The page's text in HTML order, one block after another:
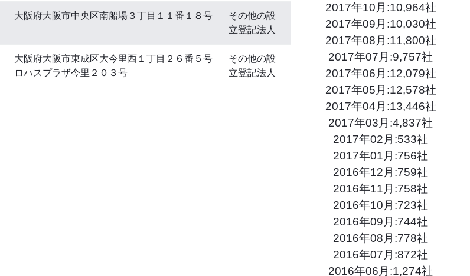
大阪府大阪市中央区南船場３丁目１１番１８号
その他の設
立登記法人
大阪府大阪市東成区大今里西１丁目２６番５号
ロハスプラザ今里２０３号
その他の設
立登記法人
2017年10月:10,964社
2017年09月:10,030社
2017年08月:11,800社
2017年07月:9,757社
2017年06月:12,079社
2017年05月:12,578社
2017年04月:13,446社
2017年03月:4,837社
2017年02月:533社
2017年01月:756社
2016年12月:759社
2016年11月:758社
2016年10月:723社
2016年09月:744社
2016年08月:778社
2016年07月:872社
2016年06月:1,274社